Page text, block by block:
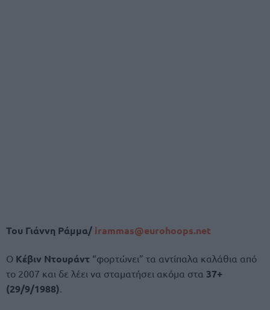
Του Γιάννη Ράμμα/ irammas@eurohoops.net
Ο Κέβιν Ντουράντ “φορτώνει” τα αντίπαλα καλάθια από
το 2007 και δε λέει να σταματήσει ακόμα στα 37+
(29/9/1988).